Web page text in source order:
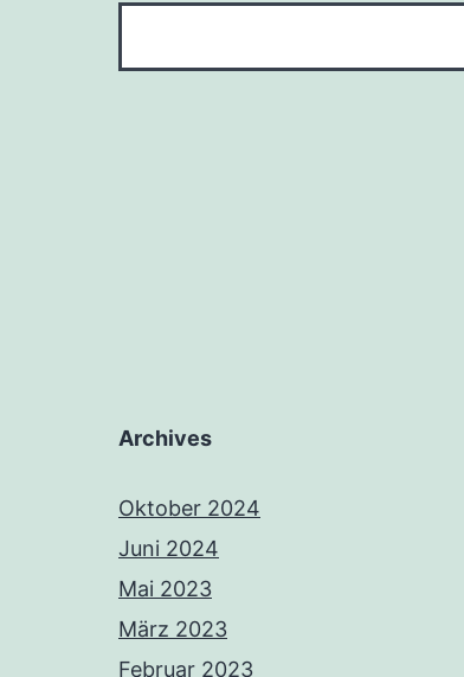
Archives
Oktober 2024
Juni 2024
Mai 2023
März 2023
Februar 2023